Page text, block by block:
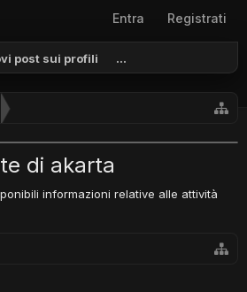
post sui profili ...
Entra Registrati
di akarta
informazioni relative alle attività